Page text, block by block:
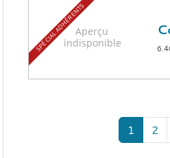
SPÉCIAL ADHÉRENTS
1 2